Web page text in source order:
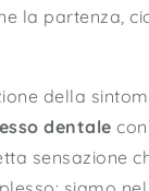
la partenza,
della
dentale
sensazione